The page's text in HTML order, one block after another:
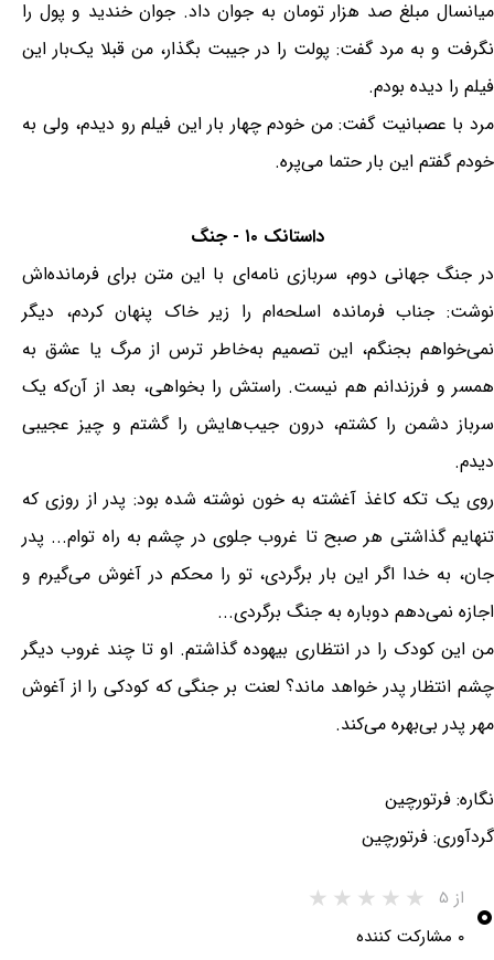
میانسال مبلغ صد هزار تومان به جوان داد. جوان خندید و پول را
نگرفت و به مرد گفت: پولت را در جیبت بگذار، من قبلا یک‌بار این
فیلم را دیده بودم.
مرد با عصبانیت گفت: من خودم چهار بار این فیلم رو دیدم، ولی به
خودم گفتم این بار حتما می‌پره.
داستانک ۱۰ - جنگ
در جنگ جهانی دوم، سربازی نامه‌ای با این متن برای فرمانده‌اش
نوشت: جناب فرمانده اسلحه‌ام را زیر خاک پنهان کردم، دیگر
نمی‌خواهم بجنگم، این تصمیم به‌خاطر ترس از مرگ یا عشق به
همسر و فرزندانم هم نیست. راستش را بخواهی، بعد از آن‌که یک
سرباز دشمن را کشتم، درون جیب‌هایش را گشتم و چیز عجیبی
دیدم.
روی یک تکه کاغذ آغشته به خون نوشته شده بود: پدر از روزی که
تنهایم گذاشتی هر صبح تا غروب جلوی در چشم به راه توام... پدر
جان، به خدا اگر این بار برگردی، تو را محکم در آغوش می‌گیرم و
اجازه نمی‌دهم دوباره به جنگ برگردی...
من این کودک را در انتظاری بیهوده گذاشتم. او تا چند غروب دیگر
چشم انتظار پدر خواهد ماند؟ لعنت بر جنگی که کودکی را از آغوش
مهر پدر بی‌بهره می‌کند.
نگاره: فرتورچین
گردآوری: فرتورچین
۰ از ۵
۰ مشارکت کننده